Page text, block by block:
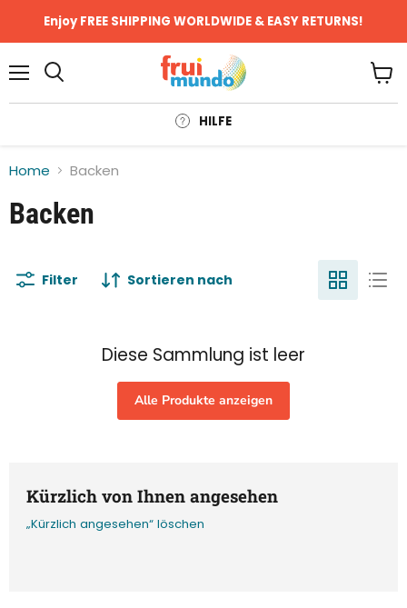
Enjoy FREE SHIPPING WORLDWIDE & EASY RETURNS!
HILFE
Home Backen
Backen
Filter Sortieren nach
Diese Sammlung ist leer
Alle Produkte anzeigen
Kürzlich von Ihnen angesehen
„Kürzlich angesehen“ löschen